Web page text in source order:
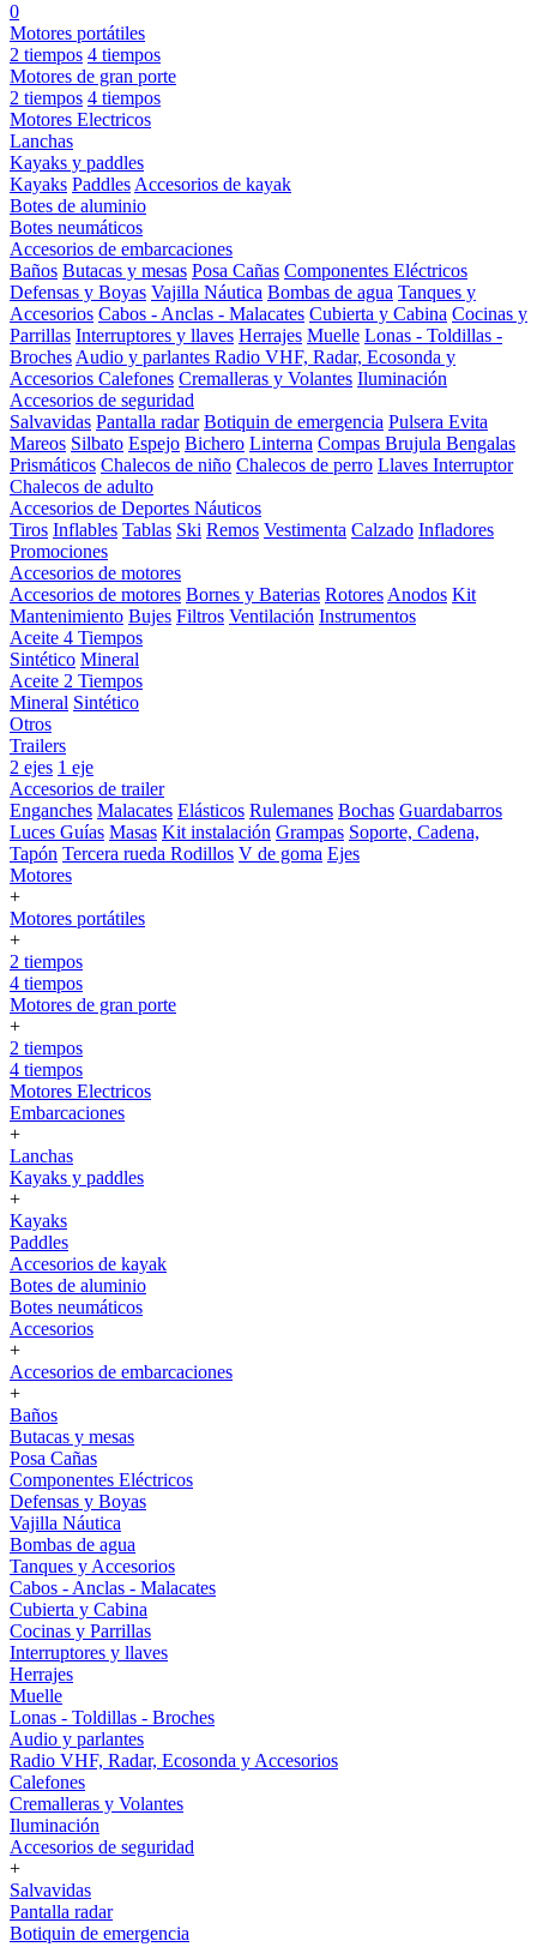
0
Motores portátiles
2 tiempos 4 tiempos
Motores de gran porte
2 tiempos 4 tiempos
Motores Electricos
Lanchas
Kayaks y paddles
Kayaks Paddles Accesorios de kayak
Botes de aluminio
Botes neumáticos
Accesorios de embarcaciones
Baños Butacas y mesas Posa Cañas Componentes Eléctricos
Defensas y Boyas Vajilla Náutica Bombas de agua Tanques y
Accesorios Cabos - Anclas - Malacates Cubierta y Cabina Cocinas y
Parrillas Interruptores y llaves Herrajes Muelle Lonas - Toldillas -
Broches Audio y parlantes Radio VHF, Radar, Ecosonda y
Accesorios Calefones Cremalleras y Volantes Iluminación
Accesorios de seguridad
Salvavidas Pantalla radar Botiquin de emergencia Pulsera Evita
Mareos Silbato Espejo Bichero Linterna Compas Brujula Bengalas
Prismáticos Chalecos de niño Chalecos de perro Llaves Interruptor
Chalecos de adulto
Accesorios de Deportes Náuticos
Tiros Inflables Tablas Ski Remos Vestimenta Calzado Infladores
Promociones
Accesorios de motores
Accesorios de motores Bornes y Baterias Rotores Anodos Kit
Mantenimiento Bujes Filtros Ventilación Instrumentos
Aceite 4 Tiempos
Sintético Mineral
Aceite 2 Tiempos
Mineral Sintético
Otros
Trailers
2 ejes 1 eje
Accesorios de trailer
Enganches Malacates Elásticos Rulemanes Bochas Guardabarros
Luces Guías Masas Kit instalación Grampas Soporte, Cadena,
Tapón Tercera rueda Rodillos V de goma Ejes
Motores
+
Motores portátiles
+
2 tiempos
4 tiempos
Motores de gran porte
+
2 tiempos
4 tiempos
Motores Electricos
Embarcaciones
+
Lanchas
Kayaks y paddles
+
Kayaks
Paddles
Accesorios de kayak
Botes de aluminio
Botes neumáticos
Accesorios
+
Accesorios de embarcaciones
+
Baños
Butacas y mesas
Posa Cañas
Componentes Eléctricos
Defensas y Boyas
Vajilla Náutica
Bombas de agua
Tanques y Accesorios
Cabos - Anclas - Malacates
Cubierta y Cabina
Cocinas y Parrillas
Interruptores y llaves
Herrajes
Muelle
Lonas - Toldillas - Broches
Audio y parlantes
Radio VHF, Radar, Ecosonda y Accesorios
Calefones
Cremalleras y Volantes
Iluminación
Accesorios de seguridad
+
Salvavidas
Pantalla radar
Botiquin de emergencia